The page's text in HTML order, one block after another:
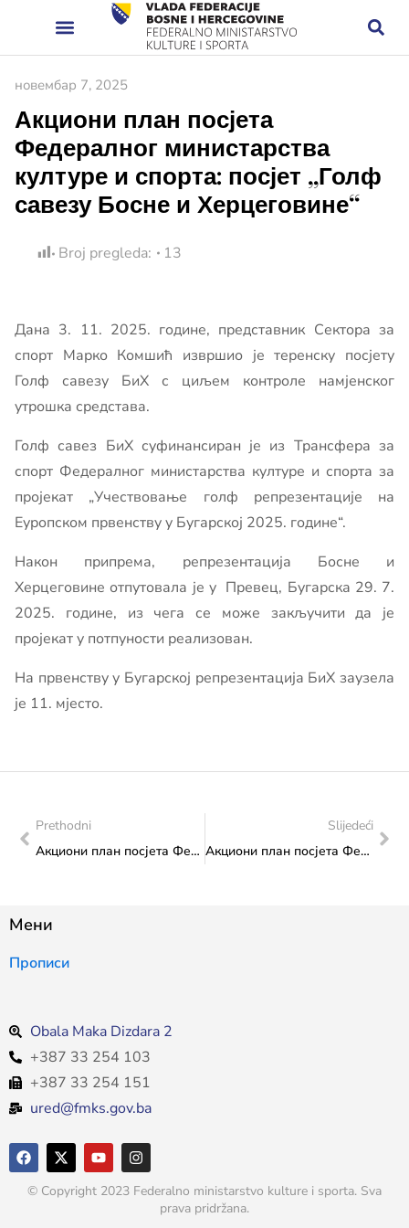
новембар 7, 2025
Акциони план посјета
Федералног министарства
културе и спорта: посјет „Голф
савезу Босне и Херцеговине“
Broj pregleda: 13
Дана 3. 11. 2025. године, представник Сектора за
спорт Марко Комшић извршио је теренску посјету
Голф савезу БиХ с циљем контроле намјенског
утрошка средстава.
Голф савез БиХ суфинансиран је из Трансфера за
спорт Федералног министарства културе и спорта за
пројекат „Учествовање голф репрезентације на
Еуропском првенству у Бугарској 2025. године“.
Након припрема, репрезентација Босне и
Херцеговине отпутовала је у Превец, Бугарска 29. 7.
2025. године, из чега се може закључити да је
пројекат у потпуности реализован.
На првенству у Бугарској репрезентација БиХ заузела
је 11. мјесто.
Prethodni
Акциони план посјета Федералног министарства културе и спорта: посјета „Кошаркашком инвалидском клубу Босна Зеница“
Slijedeći
Акциони план посјета Федералног министарства културе и спорта: посјет „Савезу кошарке у колицима“
Мени
Прописи
Obala Maka Dizdara 2
+387 33 254 103
+387 33 254 151
ured@fmks.gov.ba
© Copyright 2023 Federalno ministarstvo kulture i sporta. Sva
prava pridržana.